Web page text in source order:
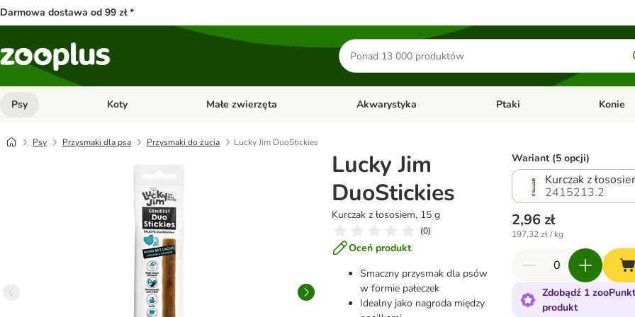
Darmowa dostawa od 99 zł *
Szukaj
produktów
Psy Otwórz menu kategorii: Psy
Koty Otwórz menu kategorii: Koty
Małe zwierzęta Otwórz menu kategorii: Małe zwierzęta
Akwarystyka Otwórz menu kategorii:
Ptaki Otwórz
Konie
Psy Przysmaki dla psa Przysmaki do żucia Lucky Jim DuoStickies
Lucky Jim
DuoStickies
Kurczak z łososiem, 15 g
(0)
Oceń produkt
Smaczny przysmak dla psów
w formie pałeczek
Idealny jako nagroda między
Wariant (5 opcji)
Kurczak z
2415213.2
2,96 zł
197,32 zł / kg
Zdobądź 1
produkt